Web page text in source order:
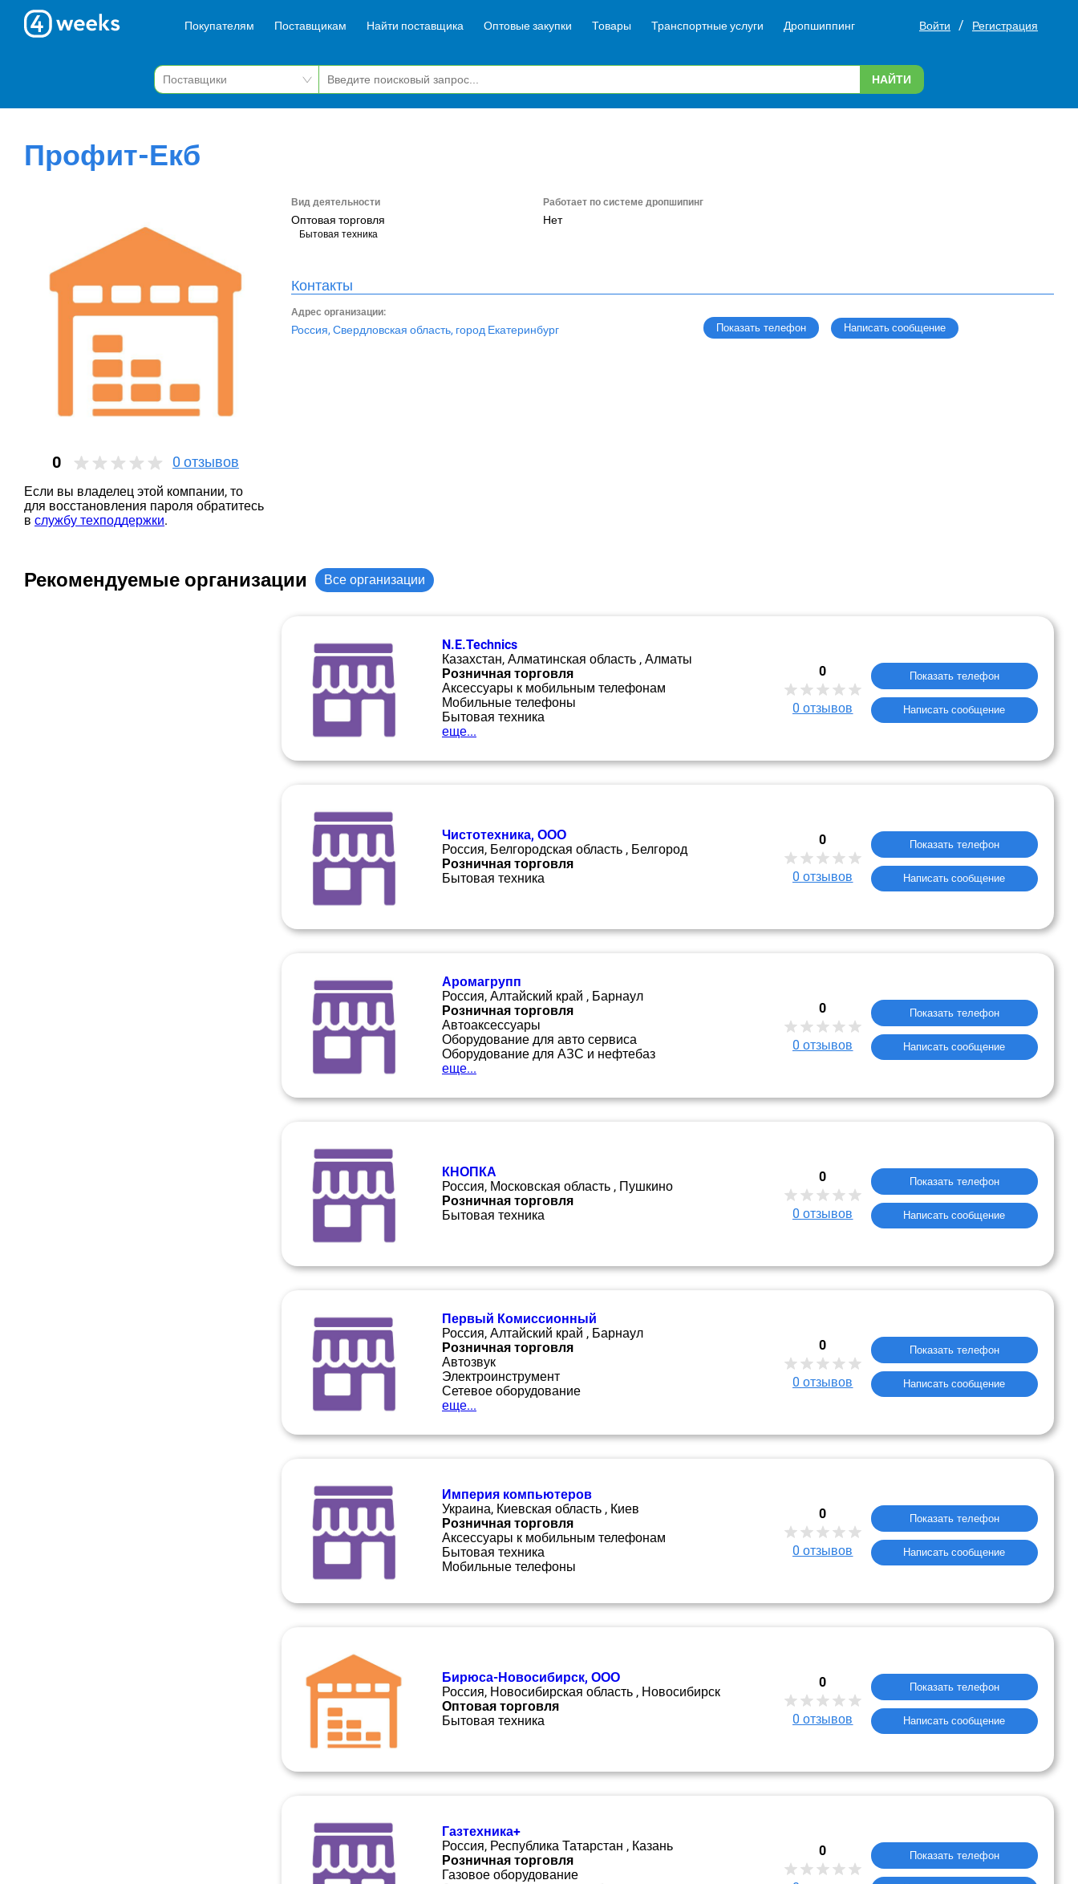
Покупателям Поставщикам Найти поставщика Оптовые закупки Товары Транспортные услуги Дропшиппинг Войти / Регистрация
НАЙТИ
Профит-Екб
0 0 отзывов
Если вы владелец этой компании, то
для восстановления пароля обратитесь
в службу техподдержки.
Вид деятельности
Оптовая торговля
Бытовая техника
Работает по системе дропшипинг
Нет
Контакты
Адрес организации:
Россия, Свердловская область, город Екатеринбург Показать телефон Написать сообщение
Рекомендуемые организации Все организации
N.E.Technics
Казахстан, Алматинская область , Алматы
Розничная торговля
Аксессуары к мобильным телефонам
Мобильные телефоны
Бытовая техника
еще...
0
0 отзывов
Показать телефон
Написать сообщение
Чистотехника, ООО
Россия, Белгородская область , Белгород
Розничная торговля
Бытовая техника
0
0 отзывов
Показать телефон
Написать сообщение
Аромагрупп
Россия, Алтайский край , Барнаул
Розничная торговля
Автоаксессуары
Оборудование для авто сервиса
Оборудование для АЗС и нефтебаз
еще...
0
0 отзывов
Показать телефон
Написать сообщение
КНОПКА
Россия, Московская область , Пушкино
Розничная торговля
Бытовая техника
0
0 отзывов
Показать телефон
Написать сообщение
Первый Комиссионный
Россия, Алтайский край , Барнаул
Розничная торговля
Автозвук
Электроинструмент
Сетевое оборудование
еще...
0
0 отзывов
Показать телефон
Написать сообщение
Империя компьютеров
Украина, Киевская область , Киев
Розничная торговля
Аксессуары к мобильным телефонам
Бытовая техника
Мобильные телефоны
0
0 отзывов
Показать телефон
Написать сообщение
Бирюса-Новосибирск, ООО
Россия, Новосибирская область , Новосибирск
Оптовая торговля
Бытовая техника
0
0 отзывов
Показать телефон
Написать сообщение
Газтехника+
Россия, Республика Татарстан , Казань
Розничная торговля
Газовое оборудование
0 Показать телефон